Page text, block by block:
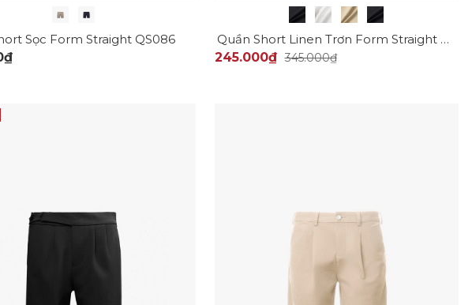
Sọc Form Straight QS086
Quần Short Linen Trơn Form Straight QS085
245.000₫ 345.000₫